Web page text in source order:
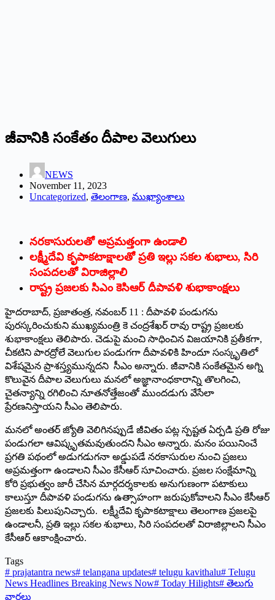
జీవానికి సంకేతం దీపాల వెలుగులు
NEWS
November 11, 2023
Uncategorized, తెలంగాణ, ముఖ్యాంశాలు
నరకాసురులతో అప్రమత్తంగా ఉండాలి
లక్ష్మీదేవి కృపాకటాక్షాలతో ప్రతి ఇల్లు సకల శుభాలు, సిరి
సంపదలతో విరాజిల్లాలి
రాష్ట్ర ప్రజలకు సిఎం కెసిఆర్‌ ‌దీపావళి శుభాకాంక్షలు
హైదరాబాద్‌, ‌ప్రజాతంత్ర, నవంబర్‌ 11 : ‌దీపావళి పండుగను
పురస్కరించుకుని ముఖ్యమంత్రి కె చంద్రశేఖర్‌ ‌రావు రాష్ట్ర ప్రజలకు
శుభాకాంక్షలు తెలిపారు. చెడుపై మంచి సాధించిన విజయానికి ప్రతీకగా,
చీకటిని పారద్రోలే వెలుగుల పండుగగా దీపావళికి హిందూ సంస్కృతిలో
విశేషమైన ప్రాశస్త్యమున్నదని సీఎం అన్నారు. జీవానికి సంకేతమైన అగ్ని
కొలువైన దీపాల వెలుగులు మనలో అజ్ఞానాంధకారాన్ని తొలగించి,
చైతన్యాన్ని రగిలించి నూతనోత్తేజంతో ముందడుగు వేసేలా
ప్రేరణనిస్తాయని సీఎం తెలిపారు.
మనలో అంతర్‌ ‌జ్యోతి వెలిగినప్పుడే జీవితం పట్ల స్పష్టత ఏర్పడి ప్రతి రోజు
పండుగలా ఆవిష్కృతమవుతుందని సీఎం అన్నారు. మనం పయినించే
ప్రగతి పథంలో అడుగడుగనా అడ్డుపడే నరకాసురుల నుంచి ప్రజలు
అప్రమత్తంగా ఉండాలని సీఎం కేసీఆర్‌ ‌సూచించారు. ప్రజల సంక్షేమాన్ని
కోరి ప్రభుత్వం జారీ చేసిన మార్గదర్శకాలకు అనుగుణంగా పటాకులు
కాలుస్తూ దీపావళి పండుగను ఉత్సాహంగా జరుపుకోవాలని సీఎం కేసీఆర్‌
‌ప్రజలకు పిలుపునిచ్చారు. లక్ష్మీదేవి కృపాకటాక్షాలు తెలంగాణ ప్రజలపై
ఉండాలనీ, ప్రతి ఇల్లు సకల శుభాలు, సిరి సంపదలతో విరాజిల్లాలని సీఎం
కేసీఆర్‌ ఆకాంక్షించారు.
Tags
# prajatantra news# telangana updates# telugu kavithalu# Telugu
News Headlines Breaking News Now# Today Hilights# తెలుగు
వార్తలు